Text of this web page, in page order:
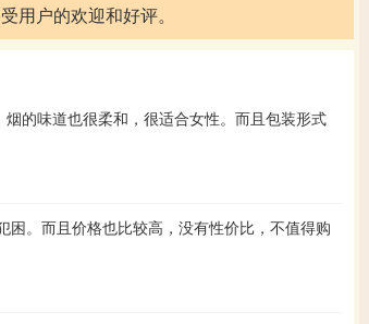
用户的欢迎和好评。
的味道也很柔和，很适合女性。而且包装形式
困。而且价格也比较高，没有性价比，不值得购